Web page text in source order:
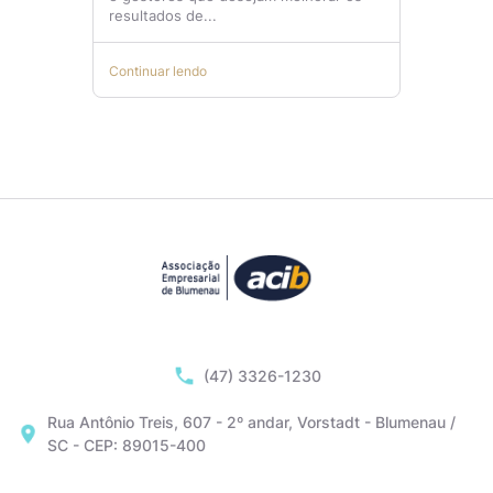
resultados de...
Continuar lendo
(47) 3326-1230
Rua Antônio Treis, 607 - 2º andar, Vorstadt - Blumenau /
SC - CEP: 89015-400